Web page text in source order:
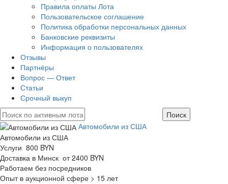
Правила оплаты Лота
Пользовательское соглашение
Политика обработки персональных данных
Банковские реквизиты
Информация о пользователях
Отзывы
Партнёры
Вопрос — Ответ
Статьи
Срочный выкуп
Автомобили из США
Автомобили из США
Услуги 800 BYN
Доставка в Минск от 2400 BYN
Работаем без посредников
Опыт в аукционной сфере > 15 лет